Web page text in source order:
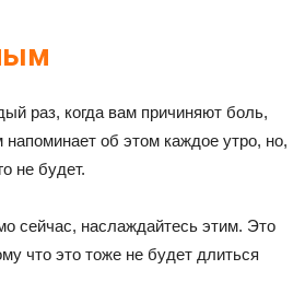
раз, когда вам причиняют боль,
об этом каждое утро, но,
не будет.
сейчас, наслаждайтесь этим. Это
что это тоже не будет длиться